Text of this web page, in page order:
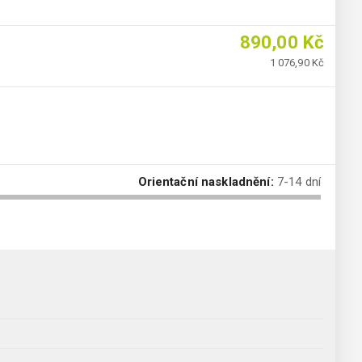
890,00 Kč
1 076,90 Kč
Orientační naskladnění: 7-14 dní